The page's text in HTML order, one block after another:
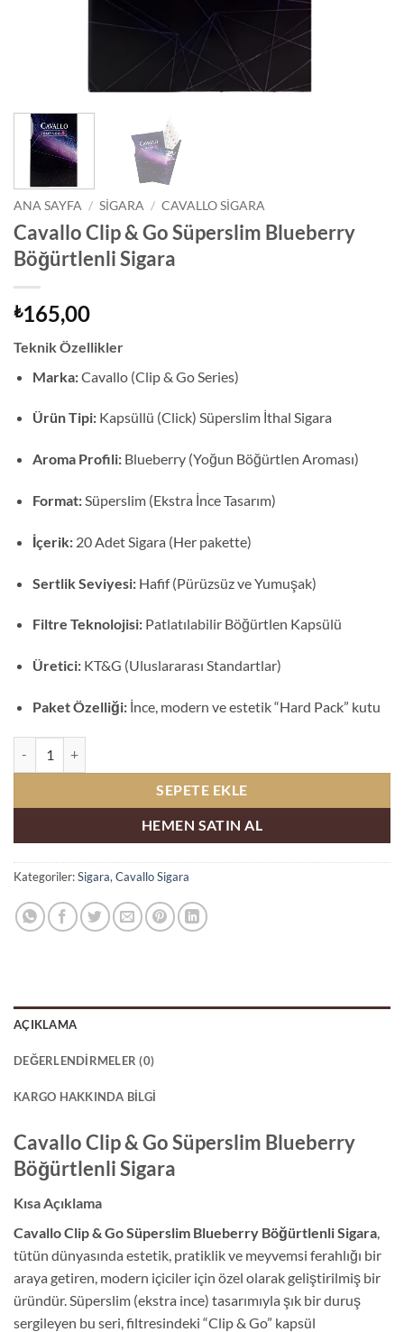
ANA SAYFA / SIGARA / CAVALLO SIGARA
Cavallo Clip & Go Süperslim Blueberry
Böğürtlenli Sigara
₺165,00
Teknik Özellikler
Marka:Cavallo (Clip & Go Series)
Ürün Tipi:Kapsüllü (Click) Süperslim İthal Sigara
Aroma Profili:Blueberry (Yoğun Böğürtlen Aroması)
Format:Süperslim (Ekstra İnce Tasarım)
İçerik:20 Adet Sigara (Her pakette)
Sertlik Seviyesi:Hafif (Pürüzsüz ve Yumuşak)
Filtre Teknolojisi:Patlatılabilir Böğürtlen Kapsülü
Üretici:KT&G (Uluslararası Standartlar)
Paket Özelliği:İnce, modern ve estetik “Hard Pack” kutu
SEPETE EKLE
HEMEN SATIN AL
Kategoriler:Sigara, Cavallo Sigara
AÇIKLAMA
DEĞERLENDIRMELER (0)
KARGO HAKKINDA BILGI
Cavallo Clip & Go Süperslim Blueberry
Böğürtlenli Sigara
Kısa Açıklama
Cavallo Clip & Go Süperslim Blueberry Böğürtlenli Sigara,
tütün dünyasında estetik, pratiklik ve meyvemsi ferahlığı bir
araya getiren, modern içiciler için özel olarak geliştirilmiş bir
üründür. Süperslim (ekstra ince) tasarımıyla şık bir duruş
sergileyen bu seri, filtresindeki “Clip & Go” kapsül